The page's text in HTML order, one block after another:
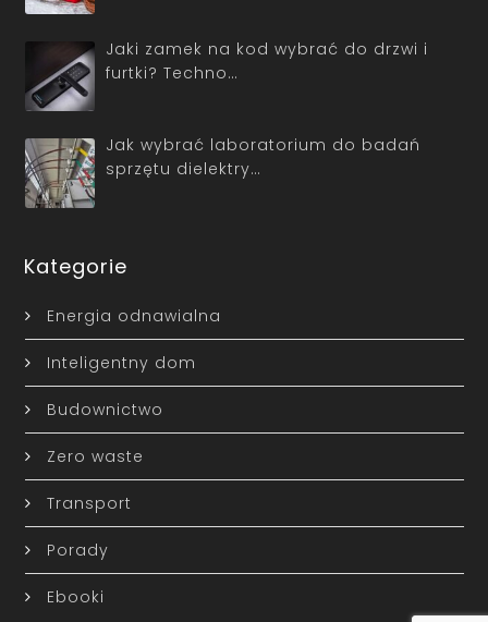
Jaki zamek na kod wybrać do drzwi i
furtki? Techno…
Jak wybrać laboratorium do badań
sprzętu dielektry…
Kategorie
Energia odnawialna
Inteligentny dom
Budownictwo
Zero waste
Transport
Porady
Ebooki